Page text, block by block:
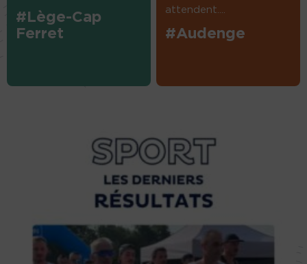
#Lège-Cap
Ferret
attendent....
#Audenge